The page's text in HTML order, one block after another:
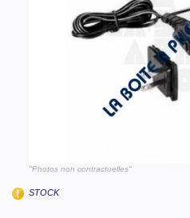
"Photos non contractuelles"
STOCK